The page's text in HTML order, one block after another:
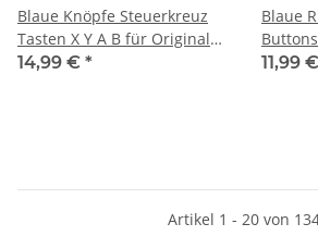
Blaue Knöpfe Steuerkreuz
Tasten X Y A B für Original
Xbox One Controller 1914
14,99 € *
Blaue
One
11,99 €
Artikel 1 - 20 von